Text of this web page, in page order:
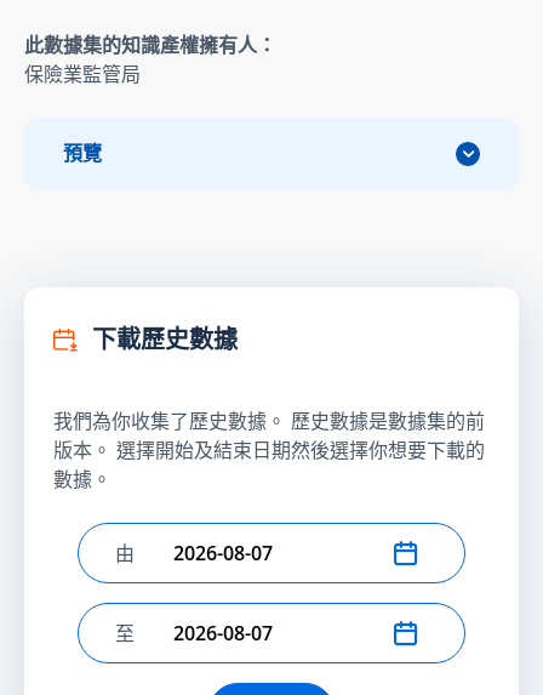
此數據集的知識產權擁有人：
保險業監管局
預覽
下載歷史數據
我們為你收集了歷史數據。 歷史數據是數據集的前
版本。 選擇開始及結束日期然後選擇你想要下載的
數據。
選擇開始日期
由
選擇結束日期
至